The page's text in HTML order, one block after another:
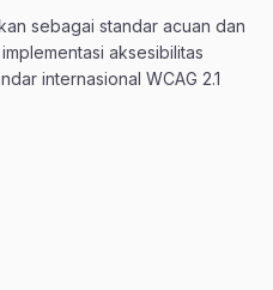
sebagai standar acuan dan
aksesibilitas
internasional WCAG 2.1